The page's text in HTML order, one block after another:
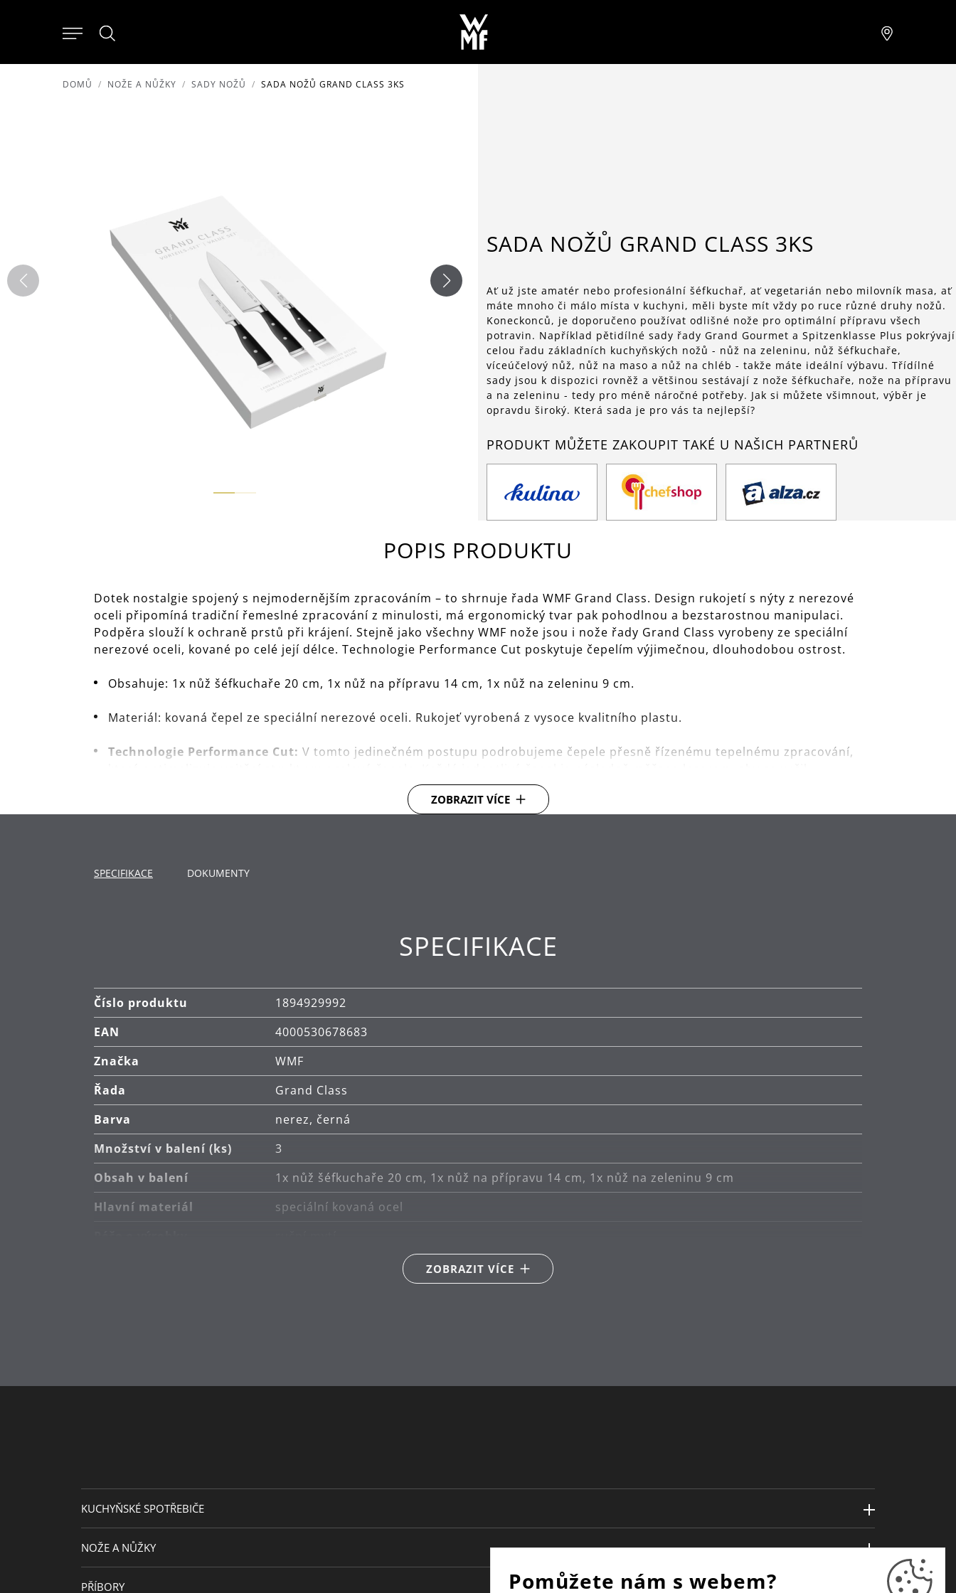
DOMŮ NOŽE A NŮŽKY SADY NOŽŮ SADA NOŽŮ GRAND CLASS 3KS
SADA NOŽŮ GRAND CLASS 3KS
Ať už jste amatér nebo profesionální šéfkuchař, ať vegetarián nebo milovník masa, ať
máte mnoho či málo místa v kuchyni, měli byste mít vždy po ruce různé druhy nožů.
Koneckonců, je doporučeno používat odlišné nože pro optimální přípravu všech
potravin. Například pětidílné sady řady Grand Gourmet a Spitzenklasse Plus pokrývají
celou řadu základních kuchyňských nožů - nůž na zeleninu, nůž šéfkuchaře,
víceúčelový nůž, nůž na maso a nůž na chléb - takže máte ideální výbavu. Třídílné
sady jsou k dispozici rovněž a většinou sestávají z nože šéfkuchaře, nože na přípravu
a na zeleninu - tedy pro méně náročné potřeby. Jak si můžete všimnout, výběr je
opravdu široký. Která sada je pro vás ta nejlepší?
PRODUKT MŮŽETE ZAKOUPIT TAKÉ U NAŠICH PARTNERŮ
POPIS PRODUKTU
Dotek nostalgie spojený s nejmodernějším zpracováním – to shrnuje řada WMF Grand Class. Design rukojetí s nýty z nerezové
oceli připomíná tradiční řemeslné zpracování z minulosti, má ergonomický tvar pak pohodlnou a bezstarostnou manipulaci.
Podpěra slouží k ochraně prstů při krájení. Stejně jako všechny WMF nože jsou i nože řady Grand Class vyrobeny ze speciální
nerezové oceli, kované po celé její délce. Technologie Performance Cut poskytuje čepelím výjimečnou, dlouhodobou ostrost.
Obsahuje: 1x nůž šéfkuchaře 20 cm, 1x nůž na přípravu 14 cm, 1x nůž na zeleninu 9 cm.
Materiál: kovaná čepel ze speciální nerezové oceli. Rukojeť vyrobená z vysoce kvalitního plastu.
Technologie Performance Cut: V tomto jedinečném postupu podrobujeme čepele přesně řízenému tepelnému zpracování,
perfektní úhel broušení, a poté je broušena robotem, aby získala úhel s dosud nedosaženou ostrostí. To je WMF
Performance Cut - pro vynikající a dlouhotrvající ostrost.
Čištění nože: ruční mytí.
ZOBRAZIT VÍCE
SPECIFIKACE DOKUMENTY
SPECIFIKACE
Číslo produktu
1894929992
EAN
4000530678683
Značka
WMF
Řada
Grand Class
Barva
nerez, černá
Množství v balení (ks)
3
Obsah v balení
1x nůž šéfkuchaře 20 cm, 1x nůž na přípravu 14 cm, 1x nůž na zeleninu 9 cm
Hlavní materiál
speciální kovaná ocel
ZOBRAZIT VÍCE
KUCHYŇSKÉ SPOTŘEBIČE
NOŽE A NŮŽKY
PŘÍBORY Pomůžete nám s webem?